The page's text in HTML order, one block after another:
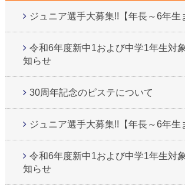
ジュニア選手大募集!!【年長～6年生
令和6年度新中1および中学1年生対
知らせ
30周年記念のピステについて
ジュニア選手大募集!!【年長～6年生
令和6年度新中1および中学1年生対
知らせ